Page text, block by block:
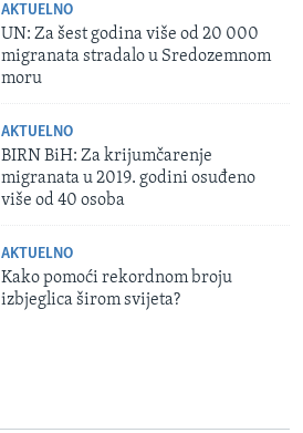
AKTUELNO
UN: Za šest godina više od 20 000
migranata stradalo u Sredozemnom
moru
AKTUELNO
BIRN BiH: Za krijumčarenje
migranata u 2019. godini osuđeno
više od 40 osoba
AKTUELNO
Kako pomoći rekordnom broju
izbjeglica širom svijeta?